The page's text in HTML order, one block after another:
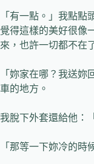
「有一點。」我點
覺得這樣的美好很像
來，也許一切都不在
「妳家在哪？我送妳
車的地方。
我脫下外套還給他：
「那等一下妳冷的時